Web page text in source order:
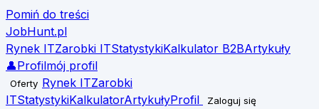
Pomiń do treści
JobHunt.pl
Rynek ITZarobki ITStatystykiKalkulator B2BArtykuły
👤Profilmój profil
Oferty Rynek ITZarobki
ITStatystykiKalkulatorArtykułyProfil Zaloguj się